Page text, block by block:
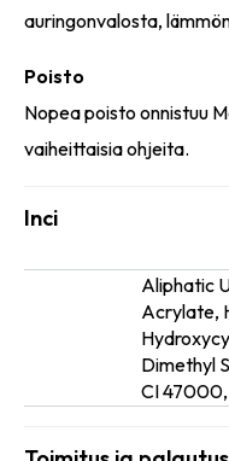
auringonvalosta,
Poisto
Nopea poisto onnistuu
vaiheittaisia ohjeita.
Inci
Aliphatic
Acrylate,
Dimethyl
CI 47000,